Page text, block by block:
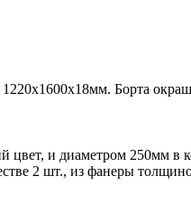
Борта
цвет, и диаметром 250мм в
2 шт., из фанеры